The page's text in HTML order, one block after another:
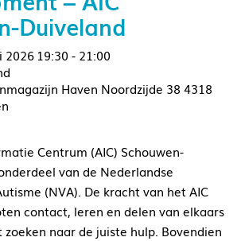
Duiveland
2026 19:30 - 21:00
Haven Noordzijde 38 4318
Centrum (AIC) Schouwen-
van de Nederlandse
(NVA). De kracht van het AIC
contact, leren en delen van elkaars
naar de juiste hulp. Bovendien